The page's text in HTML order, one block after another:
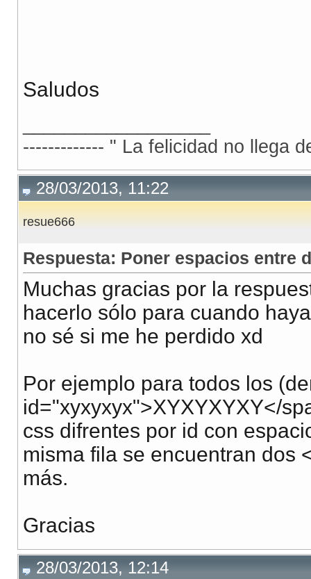
Saludos
------------- " La felicidad no llega
28/03/2013, 11:22
resue666
Respuesta: Poner espacios entre
Muchas gracias por la
hacerlo sólo para cuando
no sé si me he perdido xd
Por ejemplo para todos los
id="xyxyxyx">XYXYXYXY</
css difrentes por id con
misma fila se encuentran dos
más.
Gracias
28/03/2013, 12:14